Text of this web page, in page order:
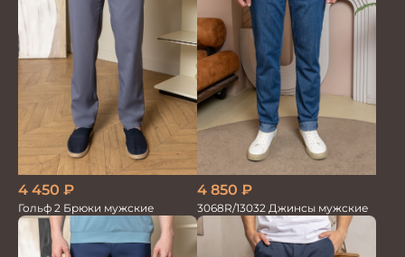
4 450 ₽
Гольф 2 Брюки мужские
4 850 ₽
3068R/13032 Джинсы мужские